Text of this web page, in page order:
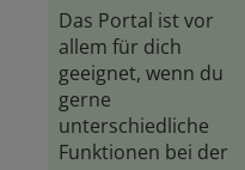
Das Portal ist vor
allem für dich
geeignet, wenn du
gerne
unterschiedliche
Funktionen bei der